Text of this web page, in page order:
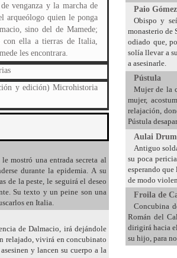
venganza y la marcha de
arqueólogo quien le ponga
sino del de Mamede;
ella a tierras de Italia,
les encontrara.
y edición) Microhistoria
mostró una entrada secreta al
durante la epidemia. A su
de la peste, le seguirá el deseo
Su texto y un peine son una
en Italia.
de Dalmacio, irá dejándole
relajado, vivirá en concubinato
y lancen su cuerpo a la
Paio Gómez
Obispo y
monasterio de
odiado que,
solía llevar a
a asesinarle.
Pústula
Mujer de la
mujer,
relajación,
Pústula
Aulai
Antiguo
su poca
esperando
de modo
Froila de
Concubina
Román del
dirigirá hacia
su hijo, para